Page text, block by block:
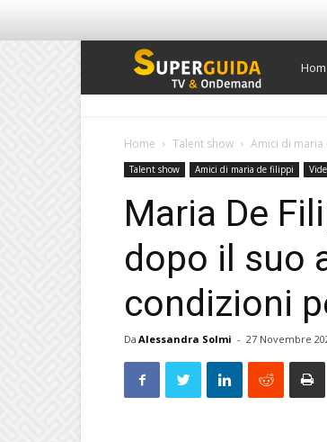
Super
TV
Home Talent show Amici di
Talent show Amici di maria de filippi
Maria De
dopo il suo
condizioni
Da Alessandra Solmi - 27 Novembre